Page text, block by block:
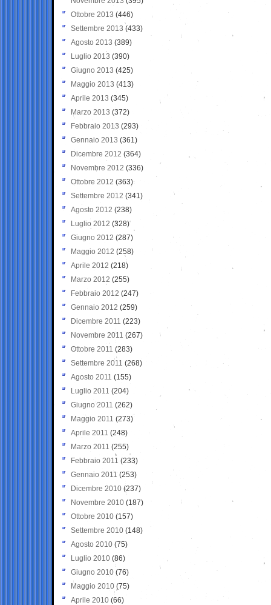
Ottobre 2013 (446)
Settembre 2013 (433)
Agosto 2013 (389)
Luglio 2013 (390)
Giugno 2013 (425)
Maggio 2013 (413)
Aprile 2013 (345)
Marzo 2013 (372)
Febbraio 2013 (293)
Gennaio 2013 (361)
Dicembre 2012 (364)
Novembre 2012 (336)
Ottobre 2012 (363)
Settembre 2012 (341)
Agosto 2012 (238)
Luglio 2012 (328)
Giugno 2012 (287)
Maggio 2012 (258)
Aprile 2012 (218)
Marzo 2012 (255)
Febbraio 2012 (247)
Gennaio 2012 (259)
Dicembre 2011 (223)
Novembre 2011 (267)
Ottobre 2011 (283)
Settembre 2011 (268)
Agosto 2011 (155)
Luglio 2011 (204)
Giugno 2011 (262)
Maggio 2011 (273)
Aprile 2011 (248)
Marzo 2011 (255)
Febbraio 2011 (233)
Gennaio 2011 (253)
Dicembre 2010 (237)
Novembre 2010 (187)
Ottobre 2010 (157)
Settembre 2010 (148)
Agosto 2010 (75)
Luglio 2010 (86)
Giugno 2010 (76)
Maggio 2010 (75)
Aprile 2010 (66)